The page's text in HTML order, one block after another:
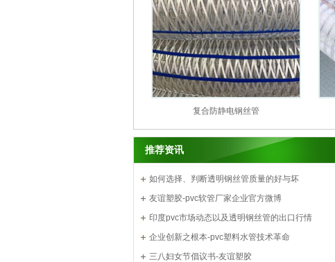
复合防静电钢丝管
推荐资讯
如何选择、判断透明钢丝管质量的好与坏
友谊塑胶-pvc软管厂家企业官方微博
印度pvc市场动态以及透明钢丝管的出口行情
企业创新之根本-pvc塑料水管技术革命
三八妇女节倡议书-友谊塑胶